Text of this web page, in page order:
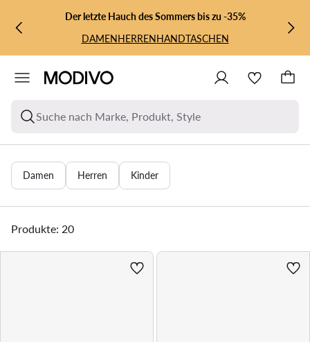
ZUM HAUPTINHALT SPRINGEN
ZUR SUCHEDer letzte Hauch des Sommers bis zu -35%
DAMENHERRENHANDTASCHEN
Suche nach Marke, Produkt, Style
Damen Herren Kinder
Produkte: 20